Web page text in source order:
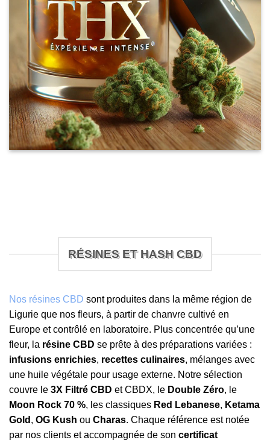
RÉSINES ET HASH CBD
Nos résines CBD sont produites dans la même région de
Ligurie que nos fleurs, à partir de chanvre cultivé en
Europe et contrôlé en laboratoire. Plus concentrée qu’une
fleur, la résine CBD se prête à des préparations variées :
infusions enrichies, recettes culinaires, mélanges avec
une huile végétale pour usage externe. Notre sélection
couvre le 3X Filtré CBD et CBDX, le Double Zéro, le
Moon Rock 70 %, les classiques Red Lebanese, Ketama
Gold , OG Kush ou Charas. Chaque référence est notée
par nos clients et accompagnée de son certificat